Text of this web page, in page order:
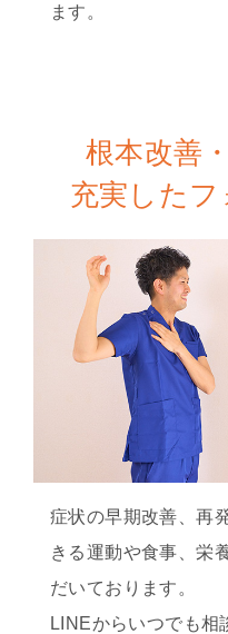
ます。
根本改善
充実したフ
症状の早期改善、再
きる運動や食事、栄
だいております。
LINEからいつでも相